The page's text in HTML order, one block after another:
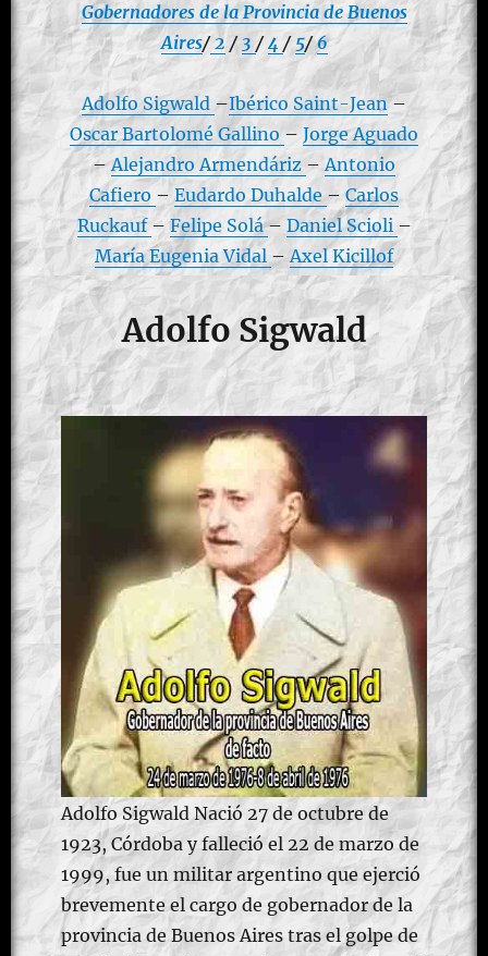
Gobernadores de la Provincia de Buenos
Aires/2 / 3 /4 / 5/6
Adolfo Sigwald –Ibérico Saint-Jean–
Oscar Bartolomé Gallino – Jorge Aguado
–Alejandro Armendáriz –Antonio
Cafiero – Eudardo Duhalde – Carlos
Ruckauf – Felipe Solá– Daniel Scioli –
María Eugenia Vidal –Axel Kicillof
Adolfo Sigwald
Adolfo Sigwald Nació 27 de octubre de
1923, Córdoba y falleció el 22 de marzo de
1999, fue un militar argentino que ejerció
brevemente el cargo de gobernador de la
provincia de Buenos Aires tras el golpe de